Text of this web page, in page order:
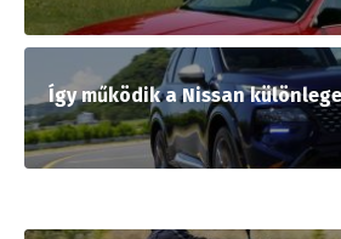
Így működik a Nissan